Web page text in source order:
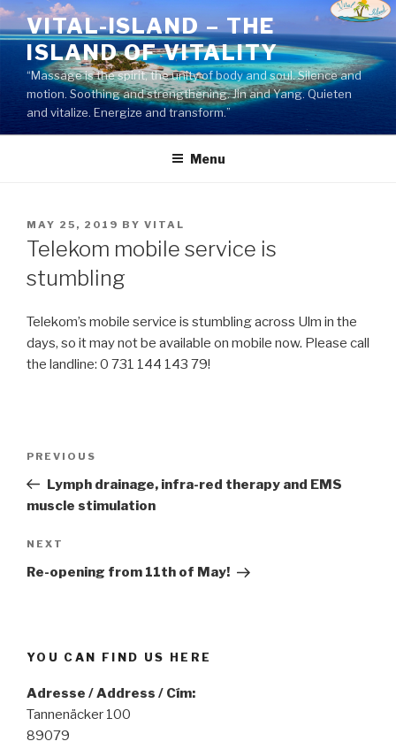
Skip
to
content
VITAL-ISLAND – THE
ISLAND OF VITALITY
“Massage is the spirit, the unity of body and soul. Silence and
motion. Soothing and strengthening. Jin and Yang. Quieten
and vitalize. Energize and transform.”
Menu
POSTED
ON
MAY 25, 2019 BY VITAL
Telekom mobile service is
stumbling
Telekom’s mobile service is stumbling across Ulm in the
days, so it may not be available on mobile now. Please call
the landline: 0 731 144 143 79!
Previous
Post
PREVIOUS
Lymph drainage, infra-red therapy and EMS
muscle stimulation
Next
Post
NEXT
Re-opening from 11th of May!
YOU CAN FIND US HERE
Adresse / Address / Cím:
Tannenäcker 100
89079